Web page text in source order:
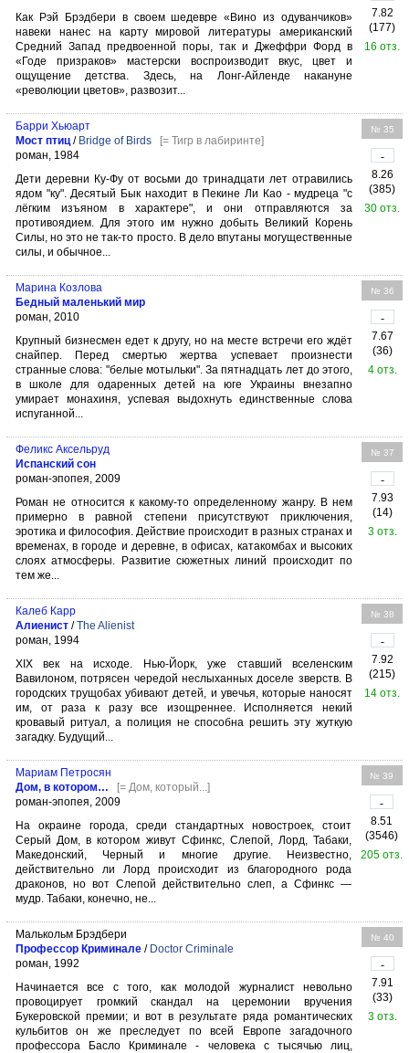
Как Рэй Брэдбери в своем шедевре «Вино из одуванчиков»
наве­ки нанес на карту мировой литературы американский
Средний Запад предвоенной поры, так и Джеффри Форд в
«Годе призраков» мастер­ски воспроизводит вкус, цвет и
ощущение детства. Здесь, на Лонг-Айленде накануне
«революции цветов», развозит...
7.82
(177)
16 отз.
Барри Хьюарт
Мост птиц/ Bridge of Birds
[= Тигр в лабиринте]
роман, 1984
Дети деревни Ку-Фу от восьми до тринадцати лет отравились
ядом "ку". Десятый Бык находит в Пекине Ли Као - мудреца "с
лёгким изъяном в характере", и они отправляются за
противоядием. Для этого им нужно добыть Великий Корень
Силы, но это не так-то просто. В дело впутаны могущественные
силы, и обычное...
№ 35
-
8.26
(385)
30 отз.
Марина Козлова
Бедный маленький мир
роман, 2010
Крупный бизнесмен едет к другу, но на месте встречи его ждёт
снайпер. Перед смертью жертва успевает произнести
странные слова: "белые мотыльки". За пятнадцать лет до этого,
в школе для одаренных детей на юге Украины внезапно
умирает монахиня, успевая выдохнуть единственные слова
испуганной...
№ 36
-
7.67
(36)
4 отз.
Феликс Аксельруд
Испанский сон
роман-эпопея, 2009
Роман не относится к какому-то определенному жанру. В нем
примерно в равной степени присутствуют приключения,
эротика и философия. Действие происходит в разных странах и
временах, в городе и деревне, в офисах, катакомбах и высоких
слоях атмосферы. Развитие сюжетных линий происходит по
тем же...
№ 37
-
7.93
(14)
3 отз.
Калеб Карр
Алиенист /The Alienist
роман, 1994
XIX век на исходе. Нью-Йорк, уже ставший вселенским
Вавилоном, потрясен чередой неслыханных доселе зверств. В
городских трущобах убивают детей, и увечья, которые наносят
им, от раза к разу все изощреннее. Исполняется некий
кровавый ритуал, а полиция не способна решить эту жуткую
загадку. Будущий...
№ 38
-
7.92
(215)
14 отз.
Мариам Петросян
Дом, в котором…
[= Дом, который...]
роман-эпопея, 2009
На окраине города, среди стандартных новостроек, стоит
Серый Дом, в котором живут Сфинкс, Слепой, Лорд, Табаки,
Македонский, Черный и многие другие. Неизвестно,
действительно ли Лорд происходит из благородного рода
драконов, но вот Слепой действительно слеп, а Сфинкс —
мудр. Табаки, конечно, не...
№ 39
-
8.51
(3546)
205 отз.
Малькольм Брэдбери
Профессор Криминале / Doctor Criminale
роман, 1992
Начинается все с того, как молодой журналист невольно
провоцирует громкий скандал на церемонии вручения
Букеровской премии; и вот в результате ряда романтических
кульбитов он же преследует по всей Европе загадочного
профессора Басло Криминале - человека с тысячью лиц,
№ 40
-
7.91
(33)
3 отз.